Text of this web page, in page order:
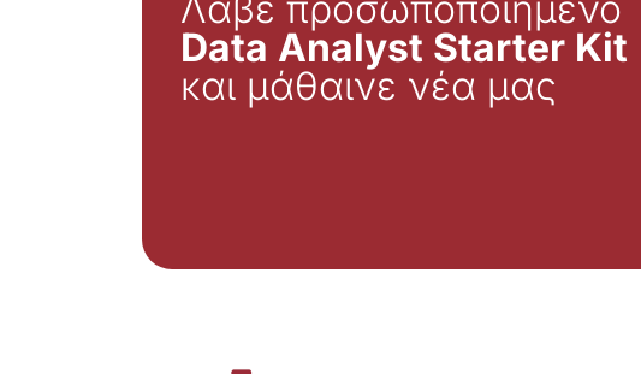
Data Analyst Starter Kit
και μάθαινε νέα μας